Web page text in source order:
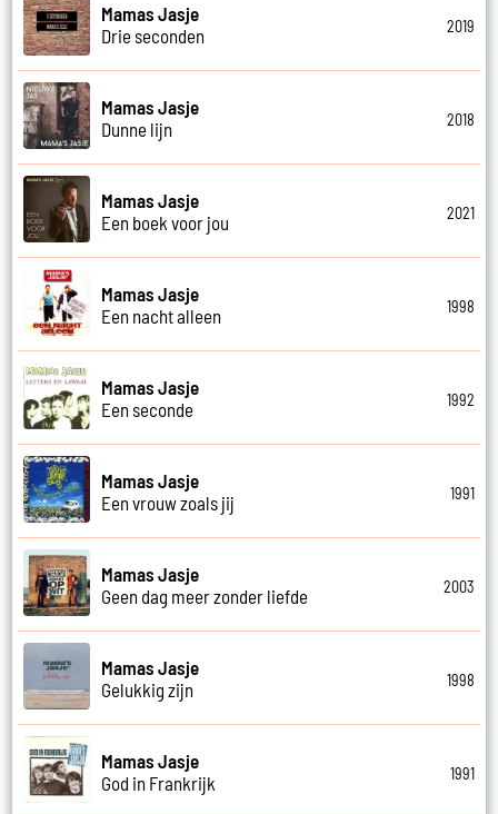
Mamas Jasje
Drie seconden
2019
Mamas Jasje
Dunne lijn
2018
Mamas Jasje
Een boek voor jou
2021
Mamas Jasje
Een nacht alleen
1998
Mamas Jasje
Een seconde
1992
Mamas Jasje
Een vrouw zoals jij
1991
Mamas Jasje
Geen dag meer zonder liefde
2003
Mamas Jasje
Gelukkig zijn
1998
Mamas Jasje
God in Frankrijk
1991